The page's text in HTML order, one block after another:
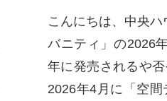
こんにちは、中央
バニティ」の2026
年に発売されるや
2026年4月に「空